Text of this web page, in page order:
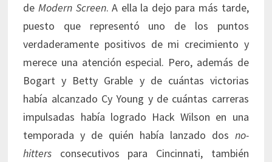
deModern Screen. A ella la dejo para más tarde,
puesto que representó uno de los puntos
verdaderamente positivos de mi crecimiento y
merece una atención especial. Pero, además de
Bogart y Betty Grable y de cuántas victorias
había alcanzado Cy Young y de cuántas carreras
impulsadas había logrado Hack Wilson en una
temporada y de quién había lanzado dos no-
hitters consecutivos para Cincinnati, también